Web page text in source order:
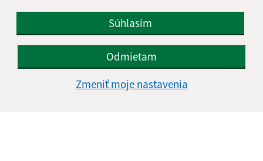
Súhlasím
Odmietam
Zmeniť moje nastavenia
Informácie o stránke:
Autorské práva